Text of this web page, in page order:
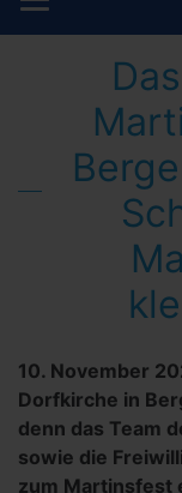
10. November
Dorfkirche in
denn das Team
sowie die
zum Martinsfest